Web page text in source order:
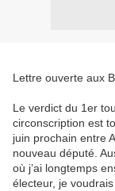
Lettre ouverte aux
Le verdict du 1er
circonscription est
juin prochain entre
nouveau député.
où j’ai longtemps
électeur, je